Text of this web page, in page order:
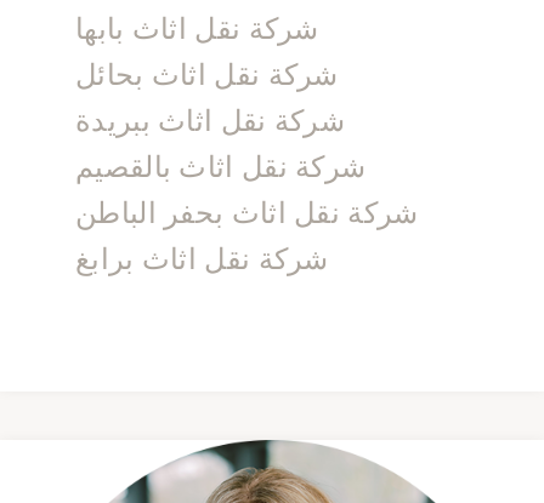
شركة نقل اثاث بابها
شركة نقل اثاث بحائل
شركة نقل اثاث ببريدة
شركة نقل اثاث بالقصيم
شركة نقل اثاث بحفر الباطن
شركة نقل اثاث برابغ